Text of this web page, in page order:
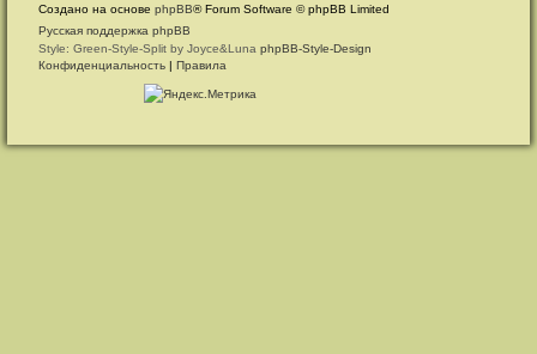
Создано на основеphpBB® Forum Software © phpBB Limited
Русская поддержка phpBB
Style: Green-Style-Split by Joyce&LunaphpBB-Style-Design
Конфиденциальность |Правила